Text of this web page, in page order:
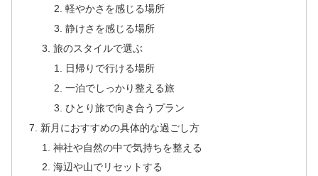
軽やかさを感じる場所
静けさを感じる場所
旅のスタイルで選ぶ
日帰りで行ける場所
一泊でしっかり整える旅
ひとり旅で向き合うプラン
新月におすすめの具体的な過ごし方
神社や自然の中で気持ちを整える
海辺や山でリセットする